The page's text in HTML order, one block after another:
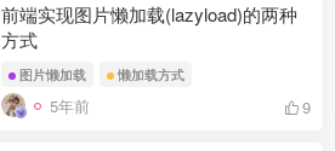
前端实现图片懒加载(lazyload)的两种
方式
图片懒加载 懒加载方式
5年前 9